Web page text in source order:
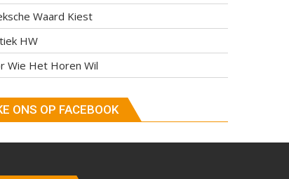
Waard Kiest
HW
Wie Het Horen Wil
ONS OP FACEBOOK